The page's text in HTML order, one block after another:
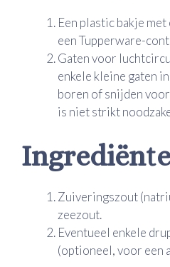
Een plastic bakje
een Tupperware-
Gaten voor
enkele kleine gaten
boren of snijden
is niet strikt
Zuiveringszout
zeezout.
Eventueel enkele
(optioneel, voor een